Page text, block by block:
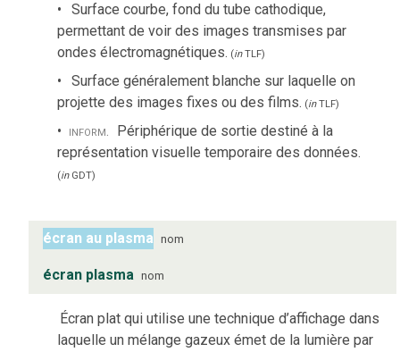
Surface courbe, fond du tube cathodique,
permettant de voir des images transmises par
ondes électromagnétiques. (inTLF)
Surface généralement blanche sur laquelle on
projette des images fixes ou des films. (inTLF)
inform. Périphérique de sortie destiné à la
représentation visuelle temporaire des données.
(inGDT)
écran au plasma nom
écran plasma nom
Écran plat qui utilise une technique d’affichage dans
laquelle un mélange gazeux émet de la lumière par